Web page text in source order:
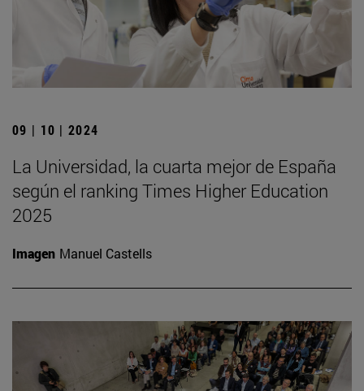
09 | 10 | 2024
La Universidad, la cuarta mejor de España
según el ranking Times Higher Education
2025
Imagen Manuel Castells